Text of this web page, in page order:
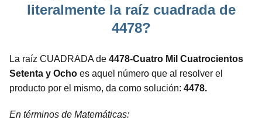
literalmente la raíz cuadrada de
4478?
La raíz CUADRADA de 4478-Cuatro Mil Cuatrocientos
Setenta y Ocho es aquel número que al resolver el
producto por el mismo, da como solución: 4478.
En términos de Matemáticas: